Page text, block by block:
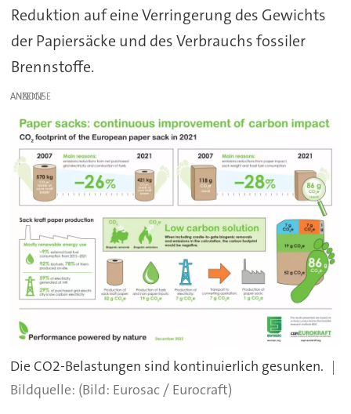
Reduktion auf eine Verringerung des Gewichts
der Papiersäcke und des Verbrauchs fossiler
Brennstoffe.
ANZEIGE
Die CO2-Belastungen sind kontinuierlich gesunken.
(Bild: Eurosac / Eurocraft)